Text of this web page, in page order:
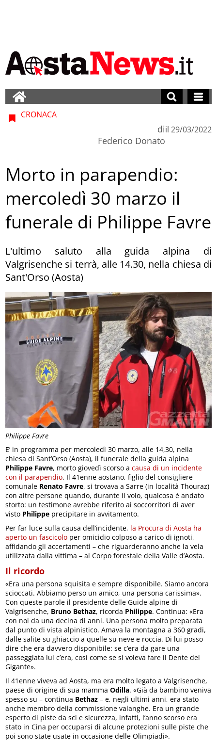
Philippe Favre
CRONACA
di
Federico Donato
il 29/03/2022
Morto in parapendio:
mercoledì 30 marzo il
funerale di Philippe Favre
L'ultimo saluto alla guida alpina di
Valgrisenche si terrà, alle 14.30, nella chiesa di
Sant'Orso (Aosta)
E’ in programma per mercoledì 30 marzo, alle 14,30, nella
chiesa di Sant’Orso (Aosta), il funerale della guida alpina
Philippe Favre, morto giovedì scorso acausa di un incidente
con il parapendio. Il 41enne aostano, figlio del consigliere
comunale Renato Favre, si trovava a Sarre (in località Thouraz)
con altre persone quando, durante il volo, qualcosa è andato
storto: un testimone avrebbe riferito ai soccorritori di aver
visto Philippe precipitare in avvitamento.
Per far luce sulla causa dell’incidente, la Procura di Aosta ha
aperto un fascicolo per omicidio colposo a carico di ignoti,
affidando gli accertamenti – che riguarderanno anche la vela
utilizzata dalla vittima – al Corpo forestale della Valle d’Aosta.
Il ricordo
«Era una persona squisita e sempre disponibile. Siamo ancora
scioccati. Abbiamo perso un amico, una persona carissima».
Con queste parole il presidente delle Guide alpine di
Valgrisenche, Bruno Bethaz, ricorda Philippe. Continua: «Era
con noi da una decina di anni. Una persona molto preparata
dal punto di vista alpinistico. Amava la montagna a 360 gradi,
dalle salite su ghiaccio a quelle su neve e roccia. Di lui posso
dire che era davvero disponibile: se c’era da gare una
passeggiata lui c’era, così come se si voleva fare il Dente del
Gigante».
Il 41enne viveva ad Aosta, ma era molto legato a Valgrisenche,
paese di origine di sua mammaOdilla. «Già da bambino veniva
spesso su – continua Bethaz – e, negli ultimi anni, era stato
anche membro della commissione valanghe. Era un grande
esperto di piste da sci e sicurezza, infatti, l’anno scorso era
stato in Cina per occuparsi di alcune protezioni sulle piste che
poi sono state usate in occasione delle Olimpiadi».